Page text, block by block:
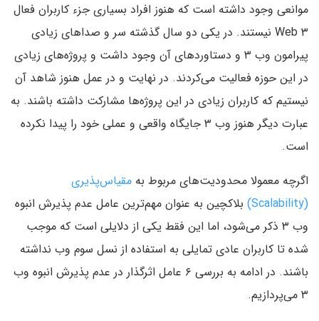
موانعی وجود داشته است که هنوز افراد بسیاری جزء کاربران فعال
Web ۳ نیستند. در یکی دو سال گذشته سر و صداهای زیادی
پیرامون وب ۳ و دستاوردهای آن وجود داشت و پروژه‌های زیادی
در این حوزه فعالیت می‌کردند. در نهایت و در عمل هنوز شاهد آن
نیستیم که کاربران زیادی در این پروژه‌ها مشارکت داشته باشند. به
عبارت دیگر هنوز وب ۳ جایگاه واقعی و عملی خود را پیدا نکرده
است.
اگرچه معمولا محدودیت‌های مربوط به مقیاس‌پذیری
(Scalability)
بلاکچین به عنوان مهم‌ترین عامل عدم پذیرش انبوه
وب ۳ ذکر می‌شود، اما این فقط یکی از دلایلی است که موجب
شده تا کاربران عادی تمایلی به استفاده از نسل سوم وب نداشته
باشند. در ادامه به بررسی ۶ عامل اثرگذار در عدم پذیرش انبوه وب
۳ می‌پردازیم.